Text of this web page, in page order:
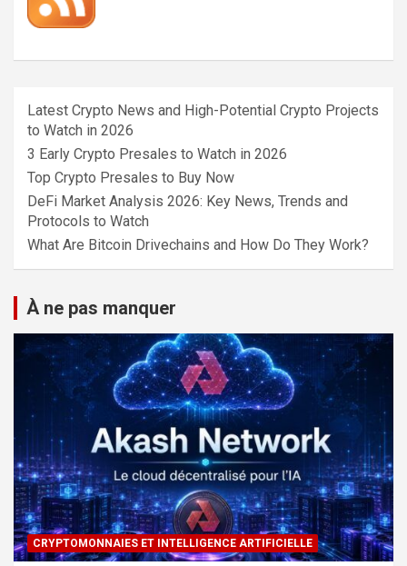
Latest Crypto News and High-Potential Crypto Projects
to Watch in 2026
3 Early Crypto Presales to Watch in 2026
Top Crypto Presales to Buy Now
DeFi Market Analysis 2026: Key News, Trends and
Protocols to Watch
What Are Bitcoin Drivechains and How Do They Work?
À ne pas manquer
CRYPTOMONNAIES ET INTELLIGENCE ARTIFICIELLE